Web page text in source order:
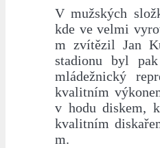
V mužských
kde ve velmi
m zvítězil Jan
stadionu byl
mládežnický
kvalitním
v hodu diskem,
kvalitním
m.